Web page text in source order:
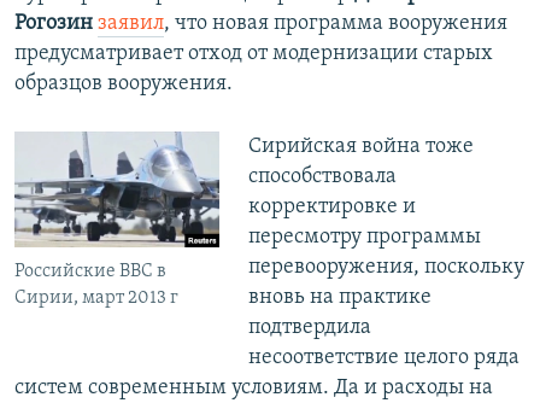
Рогозин заявил, что новая программа вооружения
предусматривает отход от модернизации старых
образцов вооружения.
Российские ВВС в
Сирии, март 2013 г
Сирийская война тоже
способствовала
корректировке и
пересмотру программы
перевооружения, поскольку
вновь на практике
подтвердила
несоответствие целого ряда
систем современным условиям. Да и расходы на